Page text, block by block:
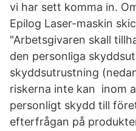
vi har sett komma in.
Epilog Laser-maskin
"Arbetsgivaren skall
den personliga
skyddsutrustning
riskerna inte kan inom
personligt skydd till
efterfrågan på